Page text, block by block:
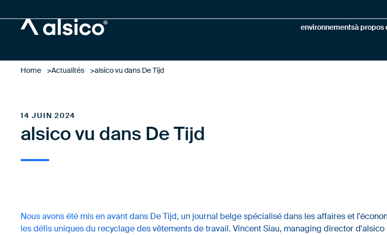
environnementsà propos
Home Actualités alsico vu dans De Tijd
14 JUIN 2024
alsico vu dans De Tijd
Nous avons été mis en avant dans De Tijd, un journal belge spécialisé dans les affaires et
les défis uniques du recyclage des vêtements de travail. Vincent Siau, managing director